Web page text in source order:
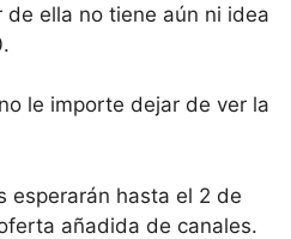
ella no tiene aún ni idea
le importe dejar de ver la
esperarán hasta el 2 de
añadida de canales.